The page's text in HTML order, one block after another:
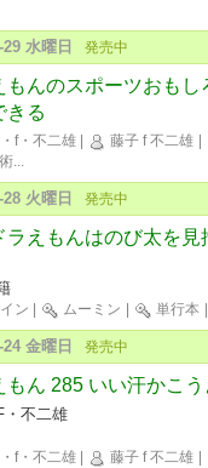
水曜日 発売中
もんのスポーツおも
きる
f・不二雄 藤子 f 不二雄
...
火曜日 発売中
ラえもんはのび太を見
ン ムーミン 単行本
金曜日 発売中
もん 285 いい汗かこ
・不二雄
f・不二雄 藤子 f 不二雄